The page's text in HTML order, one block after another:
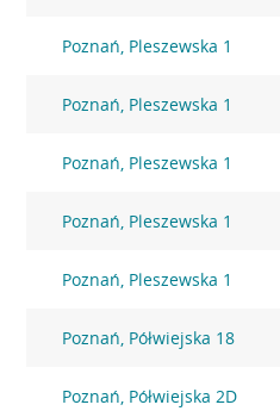
Poznań, Pleszewska 1
Poznań, Pleszewska 1
Poznań, Pleszewska 1
Poznań, Pleszewska 1
Poznań, Pleszewska 1
Poznań, Półwiejska 18
Poznań, Półwiejska 2D